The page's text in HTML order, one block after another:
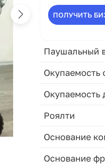
ПОЛУЧИТЬ
Паушальный
Окупаемость
Окупаемость
Роялти
Основание
Основание